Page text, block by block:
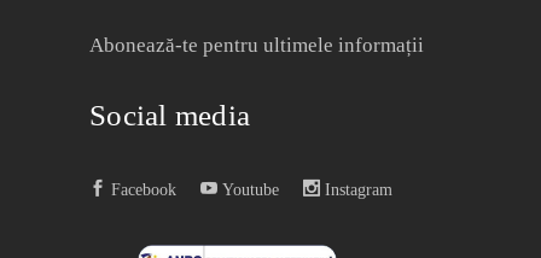
Abonează-te pentru ultimele informații
Social media
Facebook Youtube Instagram